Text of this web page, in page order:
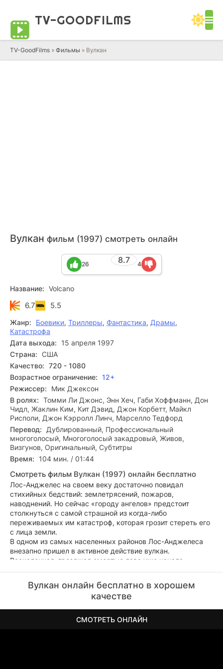
TV-GOODFILMS
TV-GoodFilms » Фильмы » Вулкан
Вулкан фильм (1997) смотреть онлайн
8.7
26 4
Название: Volcano
6.7 5.5
Жанр: Боевики, Триллеры, Фантастика, Драмы,
Катастрофа
Дата выхода:
15 апреля 1997
Страна: США
Качество: 720 - 1080
Возрастное ограничение: 12+
Режиссер:
Мик Джексон
В ролях: Томми Ли Джонс, Энн Хеч, Габи Хоффманн, Дон
Чидл, Жаклин Ким, Кит Дэвид, Джон Корбетт, Майкл
Рисполи, Джон Кэрролл Линч, Марселло Тедфорд
Перевод:
Дублированный, Профессиональный
многоголосый, Многоголосый закадровый, Живов,
Визгунов, Оригинальный, Субтитры
Время:
104 мин. / 01:44
Смотреть фильм Вулкан (1997) онлайн бесплатно
Лос-Анджелес на своем веку достаточно повидал
стихийных бедствий: землетрясений, пожаров,
наводнений. Но сейчас «городу ангелов» предстоит
столкнуться с самой страшной из когда-либо
переживаемых им катастроф, которая грозит стереть его
с лица земли.
В одном из самых населенных районов Лос-Анджелеса
внезапно пришел в активное действие вулкан.
Раскаленная, грозящая смертью лава уже начала
облике мужественного офицера службы спасения в
случае стихийных бедствий, который возглавляет борьбу
со стихией...
Вулкан онлайн бесплатно в хорошем
качестве
СМОТРЕТЬ ОНЛАЙН